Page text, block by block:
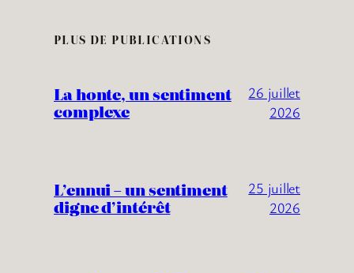
PLUS DE PUBLICATIONS
La honte, un sentiment
complexe
26 juillet
2026
L’ennui – un sentiment
digne d’intérêt
25 juillet
2026